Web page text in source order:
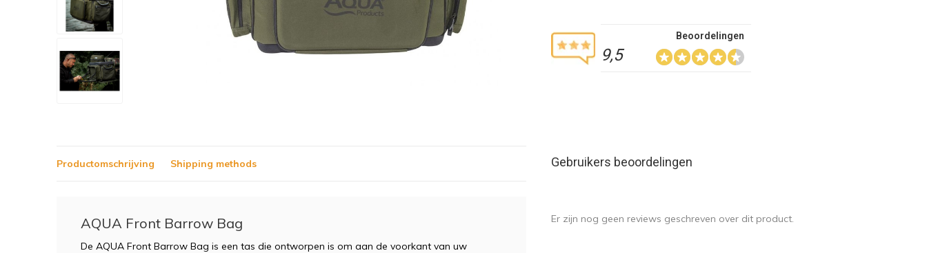
9,5
Beoordelingen
Productomschrijving Shipping methods
AQUA Front Barrow Bag
De AQUA Front Barrow Bag is een tas die ontworpen is om aan de voorkant van uw
Gebruikers beoordelingen
Er zijn nog geen reviews geschreven over dit product.